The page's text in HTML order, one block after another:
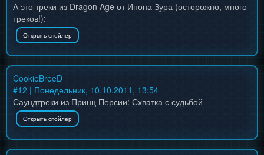
А это треки из Dragon Age от Инона Зура (осторожно, много
треков!):
CookieBreeD
#12 | Понедельник, 10.10.2011, 13:54
Саундтреки из Принц Персии: Схватка с судьбой